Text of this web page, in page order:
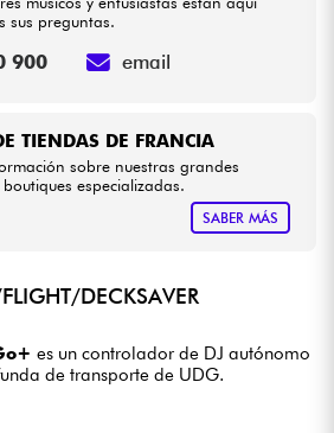
TIENDAS DE FRANCIA
sobre nuestras grandes
especializadas.
SABER MÁS
sus preguntas.
900 email
DECKSAVER
es un controlador de DJ autónomo
de transporte de UDG.